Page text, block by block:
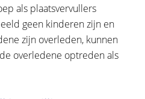
als plaatsvervullers
geen kinderen zijn en
zijn overleden, kunnen
overledene optreden als